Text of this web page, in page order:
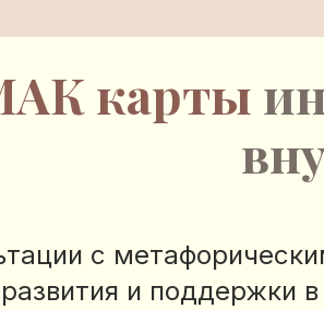
карты
с
и поддержки